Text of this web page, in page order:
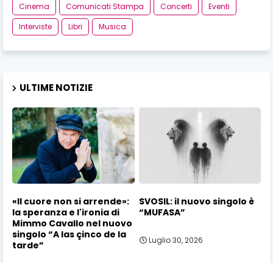
Cinema Comunicati Stampa Concerti
Eventi
Interviste
Libri Musica
ULTIME NOTIZIE
«Il cuore non si arrende»:
la speranza e l'ironia di
Mimmo Cavallo nel nuovo
singolo “A las çinco de la
tarde”
SVOSIL: il nuovo singolo è
“MUFASA”
Luglio 30, 2026